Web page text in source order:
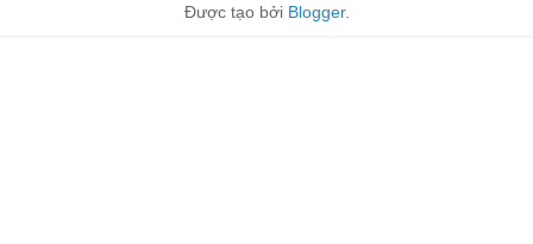
Được tạo bởi Blogger.